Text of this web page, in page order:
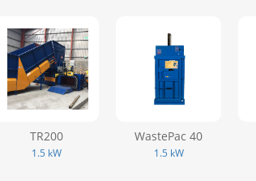
TR200
1.5 kW
WastePac 40
1.5 kW